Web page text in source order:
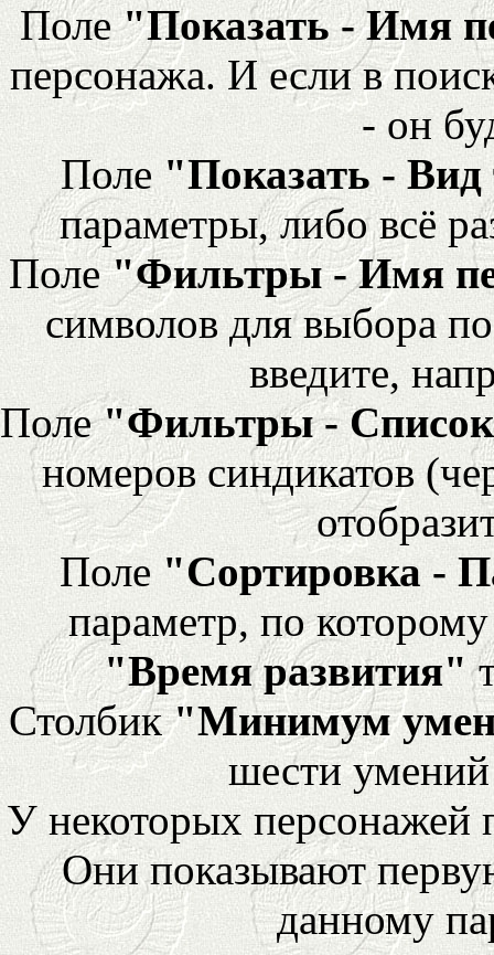
Поле"Показать - Имя
персонажа. И если в
- он
Поле "Показать -
параметры, либо всё
Поле"Фильтры - Имя
символов для выбора
введите,
Поле"Фильтры - Список
номеров синдикатов
Поле "Сортировка -
параметр, по
"Время развития"
Столбик"Минимум
шести
У некоторых персонажей
Они показывают
данному